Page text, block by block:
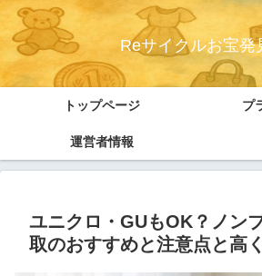
Reサイクルお宝発
トップページ プ
運営者情報
ユニクロ・GUもOK？ノン
取のおすすめと注意点と高